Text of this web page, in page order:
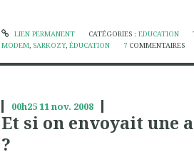
LIEN PERMANENT CATÉGORIES : EDUCATION
MODEM, SARKOZY, ÉDUCATION 7 COMMENTAIRES
00h2511nov. 2008
Et si on envoyait une
?